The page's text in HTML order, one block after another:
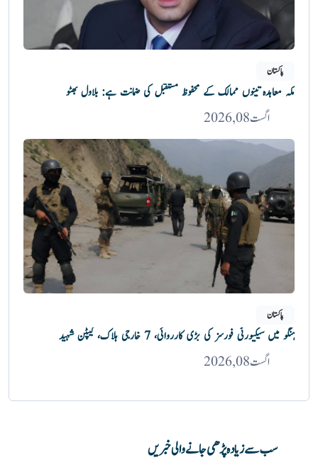
پاکستان
مکہ معاہدہ تینوں ممالک کے محفوظ مستقبل کی ضمانت ہے: بلاول بھٹو
اگست 08, 2026
پاکستان
ہنگو میں سیکیورٹی فورسز کی بڑی کارروائی، 7 خارجی ہلاک، کیپٹن شہید
اگست 08, 2026
سب سے زیادہ پڑھی جانے والی خبریں